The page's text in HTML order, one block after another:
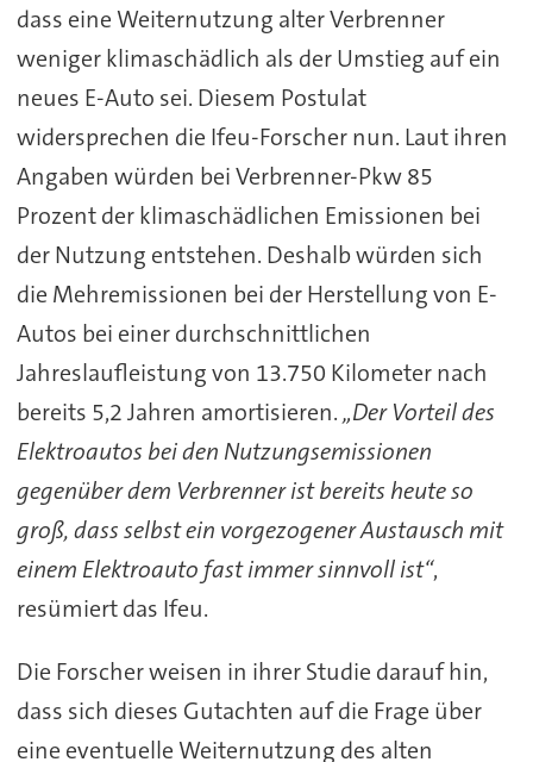
dass eine Weiternutzung alter Verbrenner
weniger klimaschädlich als der Umstieg auf ein
neues E-Auto sei. Diesem Postulat
widersprechen die Ifeu-Forscher nun. Laut ihren
Angaben würden bei Verbrenner-Pkw 85
Prozent der klimaschädlichen Emissionen bei
der Nutzung entstehen. Deshalb würden sich
die Mehremissionen bei der Herstellung von E-
Autos bei einer durchschnittlichen
Jahreslaufleistung von 13.750 Kilometer nach
bereits 5,2 Jahren amortisieren.„Der Vorteil des
Elektroautos bei den Nutzungsemissionen
gegenüber dem Verbrenner ist bereits heute so
groß, dass selbst ein vorgezogener Austausch mit
einem Elektroauto fast immer sinnvoll ist“,
resümiert das Ifeu.
Die Forscher weisen in ihrer Studie darauf hin,
dass sich dieses Gutachten auf die Frage über
eine eventuelle Weiternutzung des alten